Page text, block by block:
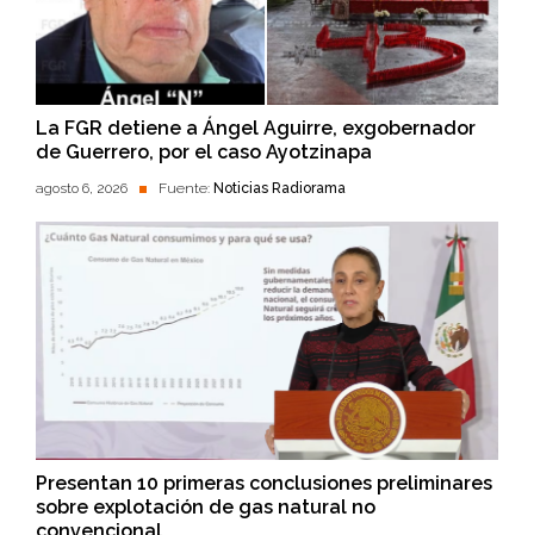
La FGR detiene a Ángel Aguirre, exgobernador
de Guerrero, por el caso Ayotzinapa
agosto 6, 2026 Fuente: Noticias Radiorama
Presentan 10 primeras conclusiones preliminares
sobre explotación de gas natural no